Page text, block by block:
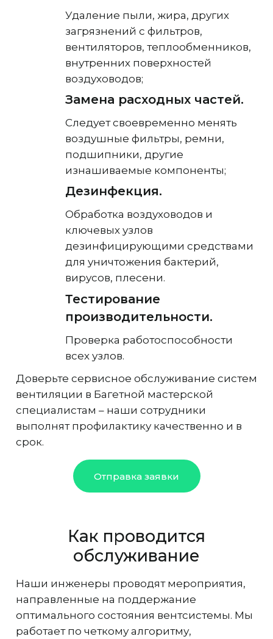
Удаление пыли, жира, других
загрязнений с фильтров,
вентиляторов, теплообменников,
внутренних поверхностей
воздуховодов;
Замена расходных частей.
Следует своевременно менять
воздушные фильтры, ремни,
подшипники, другие
изнашиваемые компоненты;
Дезинфекция.
Обработка воздуховодов и
ключевых узлов
дезинфицирующими средствами
для уничтожения бактерий,
вирусов, плесени.
Тестирование
производительности.
Проверка работоспособности
всех узлов.
Доверьте сервисное обслуживание систем
вентиляции в Багетной мастерской
специалистам – наши сотрудники
выполнят профилактику качественно и в
срок.
Отправка заявки
Как проводится
обслуживание
Наши инженеры проводят мероприятия,
направленные на поддержание
оптимального состояния вентсистемы. Мы
работает по четкому алгоритму,